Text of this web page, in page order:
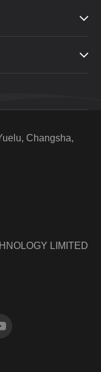


Changsha,
LIMITED